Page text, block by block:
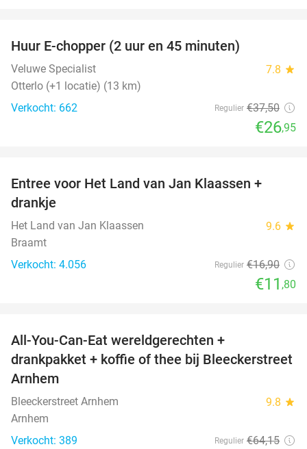
Huur E-chopper (2 uur en 45 minuten)
Veluwe Specialist 7.8 star
Otterlo (+1 locatie) (13 km)
Verkocht: 662
Regulier €37,50
€26,95
Entree voor Het Land van Jan Klaassen +
drankje
Het Land van Jan Klaassen 9.6 star
Braamt
Verkocht: 4.056
Regulier €16,90
€11 ,80
All-You-Can-Eat wereldgerechten +
drankpakket + koffie of thee bij Bleeckerstreet
Arnhem
Bleeckerstreet Arnhem 9.8 star
Arnhem
Verkocht: 389
Regulier €64,15